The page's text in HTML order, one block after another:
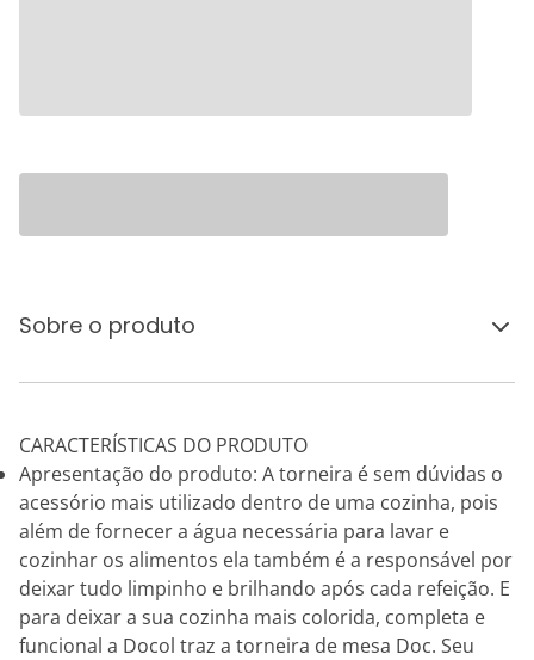
Sobre o produto
CARACTERÍSTICAS DO PRODUTO
Apresentação do produto: A torneira é sem dúvidas o
acessório mais utilizado dentro de uma cozinha, pois
além de fornecer a água necessária para lavar e
cozinhar os alimentos ela também é a responsável por
deixar tudo limpinho e brilhando após cada refeição. E
para deixar a sua cozinha mais colorida, completa e
funcional a Docol traz a torneira de mesa Doc. Seu